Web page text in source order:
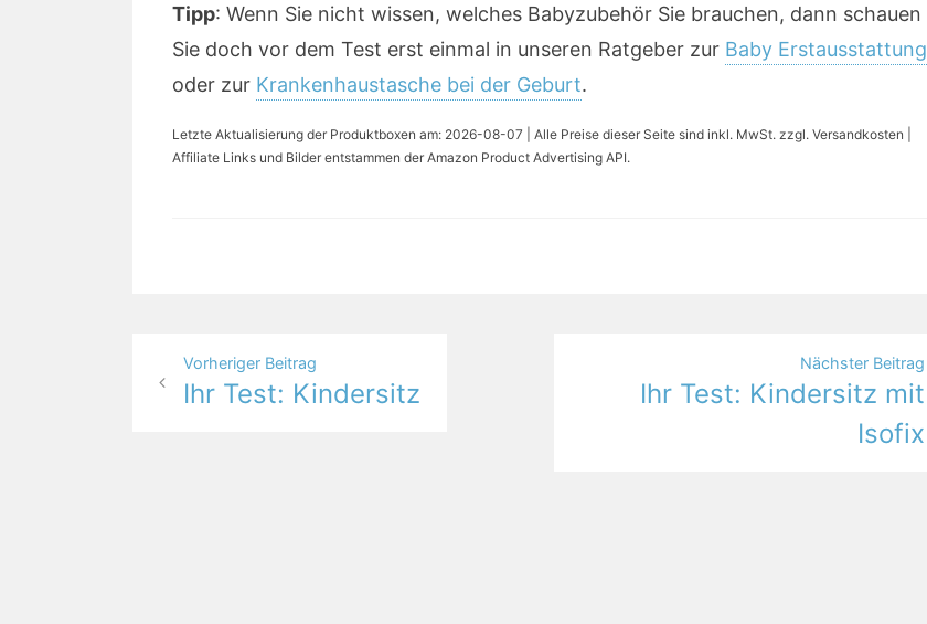
Tipp: Wenn Sie nicht wissen, welches Babyzubehör Sie brauchen, dann schauen
Sie doch vor dem Test erst einmal in unseren Ratgeber zur Baby Erstausstattung
oder zur Krankenhaustasche bei der Geburt.
Letzte Aktualisierung der Produktboxen am: 2026-08-07 | Alle Preise dieser Seite sind inkl. MwSt. zzgl. Versandkosten |
Affiliate Links und Bilder entstammen der Amazon Product Advertising API.
Beitragsnavigation
Vorheriger Beitrag
Ihr Test: Kindersitz
Nächster Beitrag
Ihr Test: Kindersitz mit
Isofix